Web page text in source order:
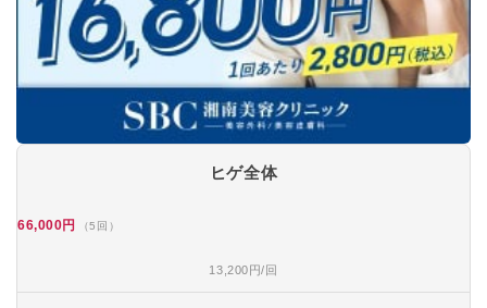
ヒゲ全体
66,000円 （5回）
13,200円/回